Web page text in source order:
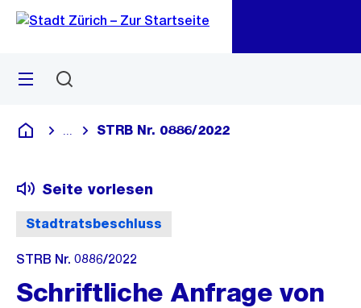
Navigation
Sprunglink
Menü
Deutsch
Blende alle Breadcrumbs ein
STRB Nr. 0886/2022
Stadtratsbeschluss
Seite vorlesen
STRB Nr. 0886/2022
Schriftliche Anfrage von